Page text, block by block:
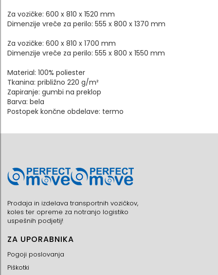
Za vozičke: 600 x 810 x 1520 mm
Dimenzije vreče za perilo: 555 x 800 x 1370 mm
Za vozičke: 600 x 810 x 1700 mm
Dimenzije vreče za perilo: 555 x 800 x 1550 mm
Material: 100% poliester
Tkanina: približno 220 g/m²
Zapiranje: gumbi na preklop
Barva: bela
Postopek končne obdelave: termo
Prodaja in izdelava transportnih vozičkov,
koles ter opreme za notranjo logistiko
uspešnih podjetij!
ZA UPORABNIKA
Pogoji poslovanja
Piškotki